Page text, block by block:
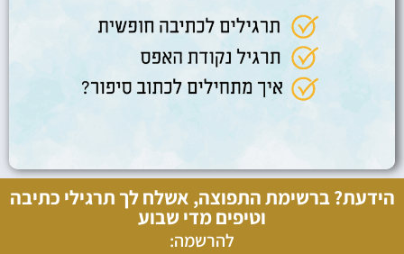
הידעת? ברשימת התפוצה, אשלח לך תרגילי כתיבה
וטיפים מדי שבוע
להרשמה: